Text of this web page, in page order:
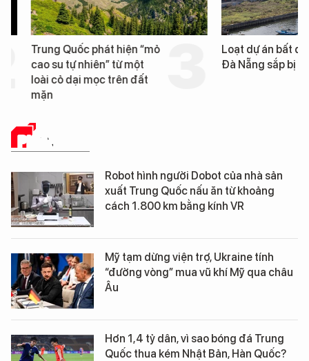
Trung Quốc phát hiện “mỏ
cao su tự nhiên” từ một
loài cỏ dại mọc trên đất
mặn
Loạt dự án bất động
Đà Nẵng sắp bị kiểm
PHÂN TÍCH
Robot hình người Dobot của nhà sản
xuất Trung Quốc nấu ăn từ khoảng
cách 1.800 km bằng kính VR
Mỹ tạm dừng viện trợ, Ukraine tính
“đường vòng” mua vũ khí Mỹ qua châu
Âu
Hơn 1,4 tỷ dân, vì sao bóng đá Trung
Quốc thua kém Nhật Bản, Hàn Quốc?